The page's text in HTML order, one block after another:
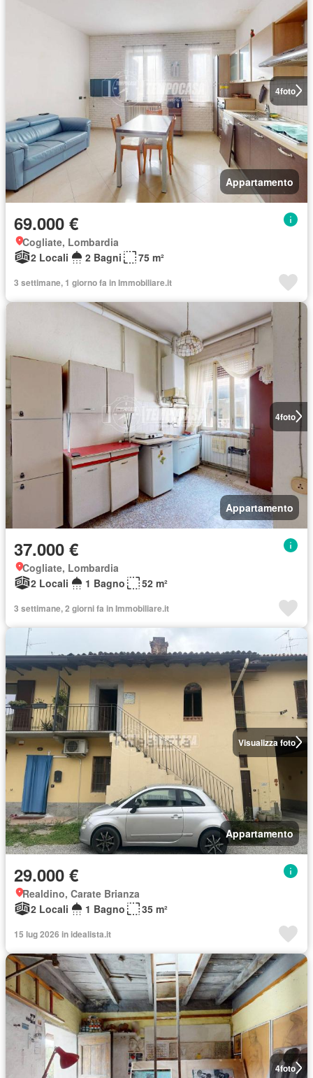
4foto
Appartamento
69.000 €
Cogliate, Lombardia
2 Locali
2 Bagni 75 m²
3 settimane, 1 giorno fa in Immobiliare.it
4foto
Appartamento
37.000 €
Cogliate, Lombardia
2 Locali
1 Bagno 52 m²
3 settimane, 2 giorni fa in Immobiliare.it
Visualizza foto
Appartamento
29.000 €
Realdino, Carate Brianza
2 Locali
1 Bagno 35 m²
15 lug 2026 in idealista.it
4foto